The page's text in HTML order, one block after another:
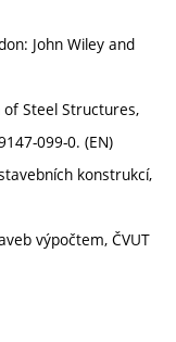
John Wiley and
of Steel Structures,
099-0. (EN)
konstrukcí,
výpočtem, ČVUT